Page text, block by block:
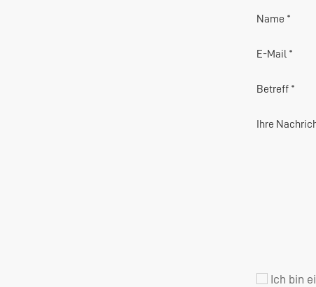
Name *
E-Mail *
Betreff *
Ihre
Ich bin